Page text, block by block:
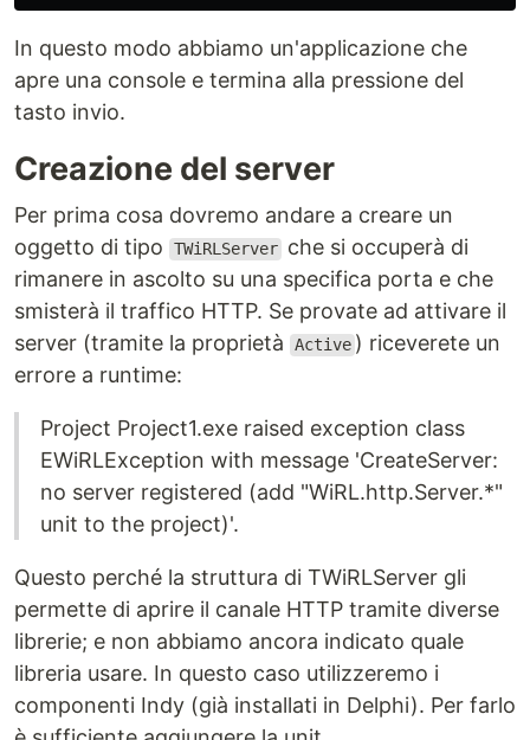
In questo modo abbiamo un'applicazione che
apre una console e termina alla pressione del
tasto invio.
Creazione del server
Per prima cosa dovremo andare a creare un
oggetto di tipo
TWiRLServer che si occuperà di
rimanere in ascolto su una specifica porta e che
smisterà il traffico HTTP. Se provate ad attivare il
server (tramite la proprietà
Active ) riceverete un
errore a runtime:
Project Project1.exe raised exception class
EWiRLException with message 'CreateServer:
no server registered (add "WiRL.http.Server.*"
unit to the project)'.
Questo perché la struttura di TWiRLServer gli
permette di aprire il canale HTTP tramite diverse
librerie; e non abbiamo ancora indicato quale
libreria usare. In questo caso utilizzeremo i
componenti Indy (già installati in Delphi). Per farlo